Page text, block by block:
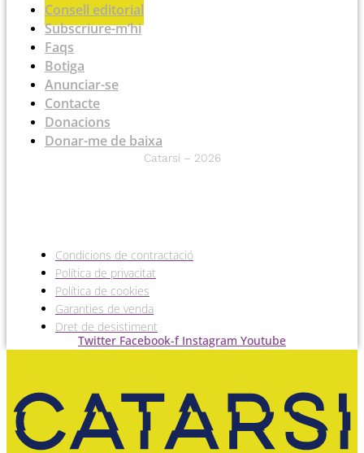
Consell editorial
Subscriure-m’hi
Faqs
Botiga
Anunciar-se
Contacte
Donacions
Donar-me de baixa
Catarsi – 2026
Condicions de contractació
Política de privacitat
Política de cookies
Garanties de venda
Dret de desistiment
Twitter Facebook-f Instagram Youtube